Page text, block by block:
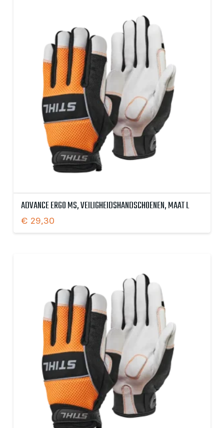
ADVANCE ERGO MS, VEILIGHEIDSHANDSCHOENEN, MAAT L
€ 29,30